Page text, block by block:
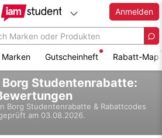
Anmelden
Marken Gutscheinheft Rabatt-Map
Borg Studentenrabatte:
Borg Studentenrabatte & Rabattcodes
am 03.08.2026.